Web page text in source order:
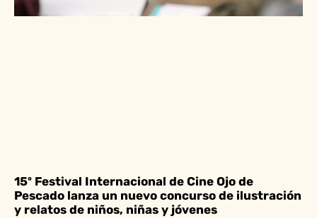
15º Festival Internacional de Cine Ojo de
Pescado lanza un nuevo concurso de ilustración
y relatos de niños, niñas y jóvenes